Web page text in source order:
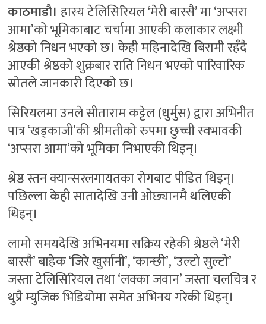
काठमाडौ। हास्य टेलिसिरियल ‘मेरी बास्सै’ मा ‘अप्सरा
आमा’को भूमिकाबाट चर्चामा आएकी कलाकार लक्ष्मी
श्रेष्ठको निधन भएको छ। केही महिनादेखि बिरामी रहँदै
आएकी श्रेष्ठको शुक्रबार राति निधन भएको पारिवारिक
स्रोतले जानकारी दिएको छ।
सिरियलमा उनले सीताराम कट्टेल (धुर्मुस) द्वारा अभिनीत
पात्र ‘खड्काजी’की श्रीमतीको रुपमा छुच्ची स्वभावकी
‘अप्सरा आमा’को भूमिका निभाएकी थिइन्।
श्रेष्ठ स्तन क्यान्सरलगायतका रोगबाट पीडित थिइन्।
पछिल्ला केही सातादेखि उनी ओछ्यानमै थलिएकी
थिइन्।
लामो समयदेखि अभिनयमा सक्रिय रहेकी श्रेष्ठले ‘मेरी
बास्सै’ बाहेक ‘जिरे खुर्सानी’, ‘कान्छी’, ‘उल्टो सुल्टो’
जस्ता टेलिसिरियल तथा ‘लक्का जवान’ जस्ता चलचित्र र
थुप्रै म्युजिक भिडियोमा समेत अभिनय गरेकी थिइन्।